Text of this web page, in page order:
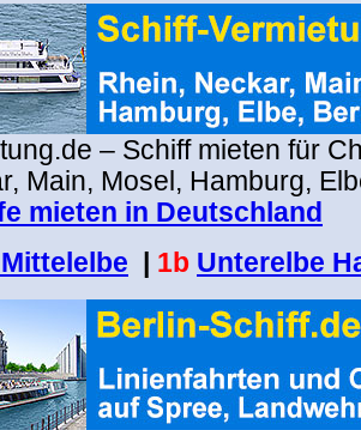
– Schiff mieten für
Main, Mosel, Hamburg,
mieten in Deutschland
1b Unterelbe